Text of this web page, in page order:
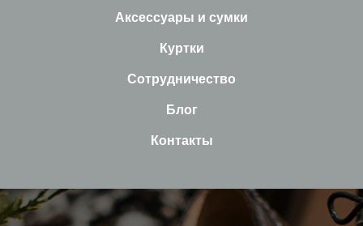
Аксессуары и сумки
Куртки
Сотрудничество
Блог
Контакты